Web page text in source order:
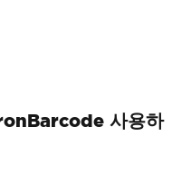
사용하